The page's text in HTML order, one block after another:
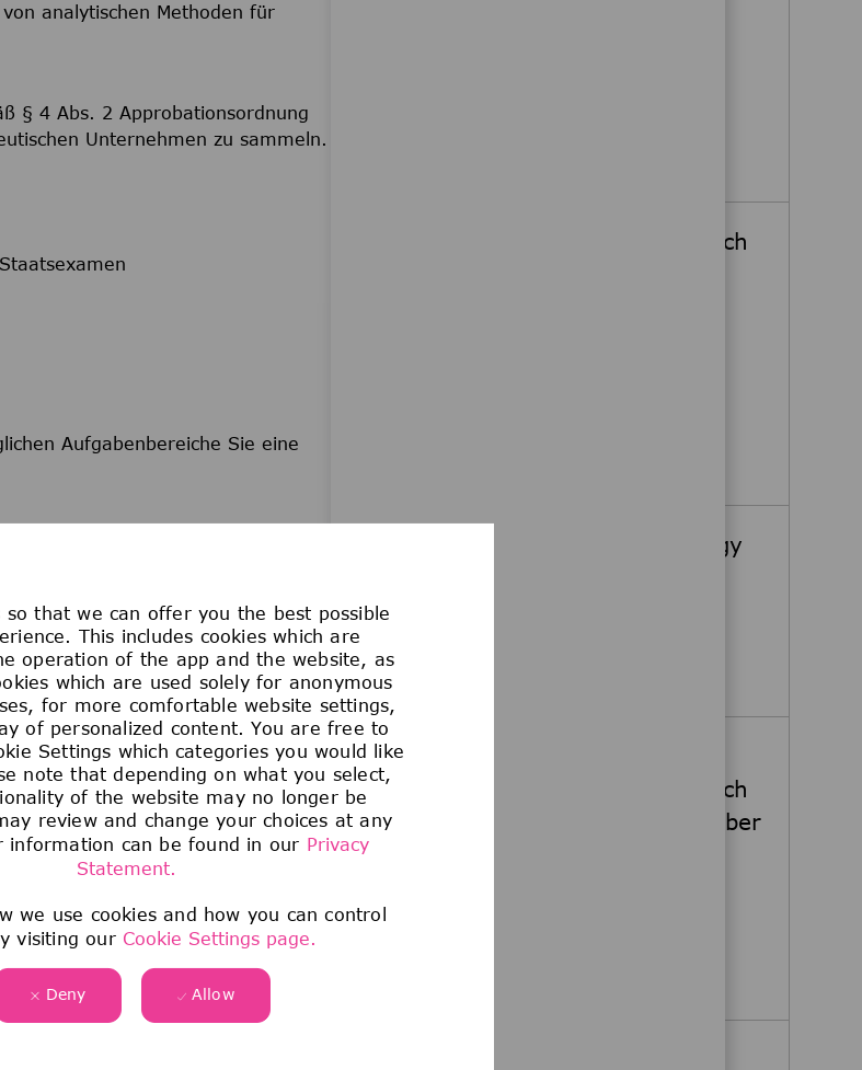
so that we can offer you the best possible
This includes cookies which are
operation of the app and the website, as
which are used solely for anonymous
for more comfortable website settings,
of personalized content. You are free to
Settings which categories you would like
note that depending on what you select,
of the website may no longer be
review and change your choices at any
information can be found in our Privacy
Statement.
we use cookies and how you can control
visiting our Cookie Settings page.
Deny Allow
analytischen Methoden für
§ 4 Abs. 2 Approbationsordnung
Unternehmen zu sammeln.
Aufgabenbereiche Sie eine
Wir sind überzeugt, dass diese
unsere Fähigkeit stärkt, in
uns dafür ein, dass alle
zu entwickeln und zu wachsen.
zu schaffen, die
Fortschritt der Menschheit
Neues entdeckt und die Menschheit
Pharmaziepraktikum im Bereich
Praktikant Treasury Technology
Sechsmonatiges
Pharmaziepraktikum im Bereich
Orals Development ab November